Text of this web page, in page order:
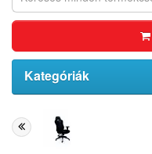
Kategóriák